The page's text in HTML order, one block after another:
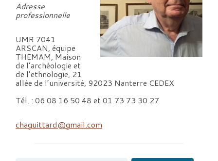
Adresse
professionnelle
UMR 7041
ARSCAN, équipe
THEMAM, Maison
de l’archéologie et
de l’ethnologie, 21
allée de l’université, 92023 Nanterre CEDEX
Tél. : 06 08 16 50 48 et 01 73 73 30 27
chaguittard@gmail.com